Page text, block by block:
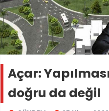
Açar:
doğru da değil